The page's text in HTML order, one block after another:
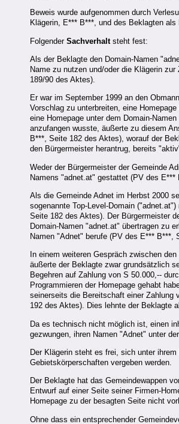
Beweis wurde aufgenommen durch
Klägerin, E*** B***, und des Beklagten
Folgender Sachverhalt steht fest:
Als der Beklagte den Domain-Namen
Name zu nutzen und/oder die Klägerin
189/90 des Aktes).
Er war im September 1999 an den
Vorschlag zu unterbreiten, eine
eine Homepage unter dem Domain-
anzufangen wusste, äußerte zu diesem
B***, Seite 182 des Aktes), worauf der
den Bürgermeister herantrug, bereits
Weder der Bürgermeister der Gemeinde
Namens "adnet.at" gestattet (PV des
Als die Gemeinde Adnet im Herbst 2000
sogenannte Top-Level-Domain
Seite 182 des Aktes). Der Bürgermeister
Domain-Namen "adnet.at" übertragen zu
Namen "Adnet" berufe (PV des E***
In einem weiteren Gespräch zwischen
äußerte der Beklagte zwar grundsätzlich
Begehren auf Zahlung von S 50.000,--
Programmieren der Homepage gehabt
seinerseits die Bereitschaft einer Zahlung
192 des Aktes). Dies lehnte der Beklagte
Da es technisch nicht möglich ist, einen
gezwungen, ihren Namen "Adnet" unter
Der Klägerin steht es frei, sich unter
Gebietskörperschaften vergeben werden.
Der Beklagte hat das Gemeindewappen
Entwurf auf einer Seite seiner Firmen-
Homepage zu der besagten Seite nicht
Ohne dass ein entsprechender